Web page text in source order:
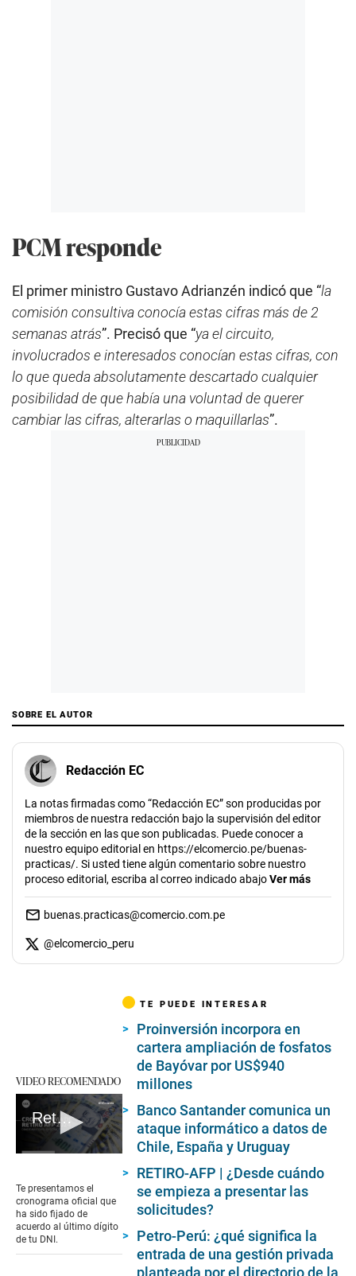
PCM responde
El primer ministro Gustavo Adrianzén indicó que “la
comisión consultiva conocía estas cifras más de 2
semanas atrás”. Precisó que “ya el circuito,
involucrados e interesados conocían estas cifras, con
lo que queda absolutamente descartado cualquier
posibilidad de que había una voluntad de querer
cambiar las cifras, alterarlas o maquillarlas”.
SOBRE EL AUTOR
Redacción EC
La notas firmadas como “Redacción EC” son producidas por
miembros de nuestra redacción bajo la supervisión del editor
de la sección en las que son publicadas. Puede conocer a
nuestro equipo editorial en https://elcomercio.pe/buenas-
practicas/. Si usted tiene algún comentario sobre nuestro
proceso editorial, escriba al correo indicado abajoVer más
buenas.practicas@comercio.com.pe
@elcomercio_peru
VIDEO RECOMENDADO
Retiro AFP 2024: conoce el cronograma oficial para presentar la solicitud según el número de DNI
of
2
minutes,
23
seconds
Te presentamos el
cronograma oficial que
ha sido fijado de
acuerdo al último dígito
de tu DNI.
TE PUEDE INTERESAR
Proinversión incorpora en
cartera ampliación de fosfatos
de Bayóvar por US$940
millones
Banco Santander comunica un
ataque informático a datos de
Chile, España y Uruguay
RETIRO-AFP | ¿Desde cuándo
se empieza a presentar las
solicitudes?
Petro-Perú: ¿qué significa la
entrada de una gestión privada
planteada por el directorio de la